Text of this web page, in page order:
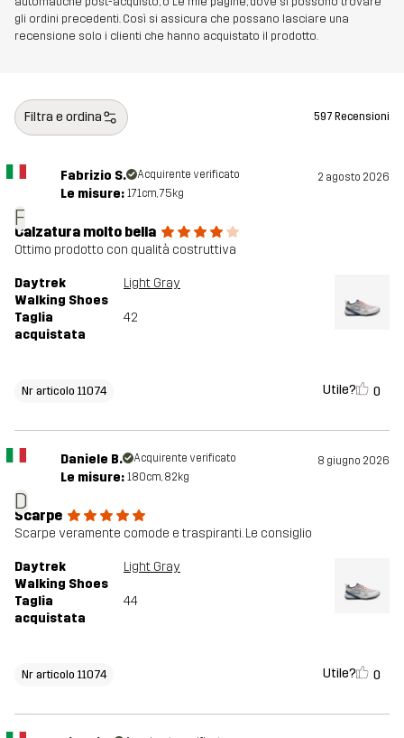
Suola 100% Gomma
Realizzato per
Numero di
articolo
11074_4106
gli ordini precedenti. Così si assicura che possano lasciare una
recensione solo i clienti che hanno acquistato il prodotto.
Filtra e ordina 597 Recensioni
F
Fabrizio S. Acquirente verificato 2 agosto 2026
Le misure: 171cm, 75kg
Calzatura molto bella
Ottimo prodotto con qualità costruttiva
Daytrek
Walking Shoes
Light Gray
Taglia
acquistata
42
Nr articolo 11074 Utile? 0
D
Daniele B. Acquirente verificato 8 giugno 2026
Le misure: 180cm, 82kg
Scarpe
Scarpe veramente comode e traspiranti. Le consiglio
Daytrek
Walking Shoes
Light Gray
Taglia
acquistata
44
Nr articolo 11074 Utile? 0